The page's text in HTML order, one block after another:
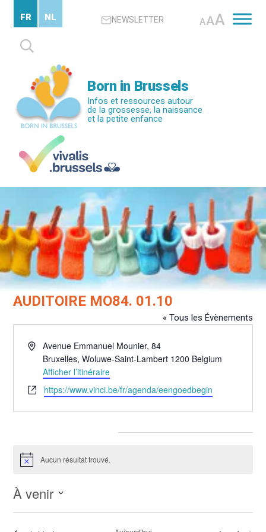
contenu
principal
NEWSLETTER AAA
Rechercher :
FR NL
Born in Brussels
Infos et ressources autour
de la grossesse, la naissance
et la petite enfance
AUDITOIRE MO84. 01.10
« Tous les Évènements
AdresseAvenue Emmanuel Mounier, 84
Bruxelles, Woluwe-Saint-Lambert 1200 Belgium
Afficher l’itinéraire
Site
https://www.vinci.be/fr/agenda/eengoedbegin
NoticeAucun résultat trouvé.
À venir